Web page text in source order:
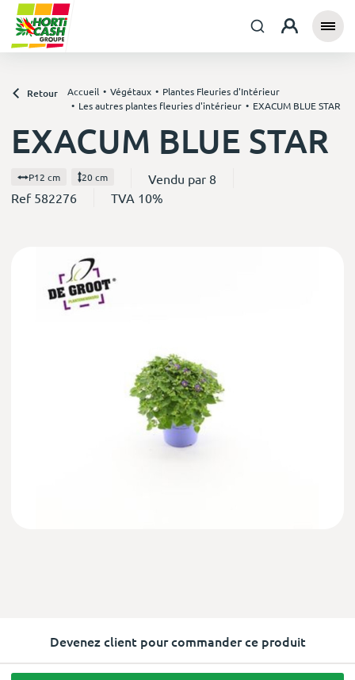
Retour Accueil Végétaux
Plantes Fleuries d'Intérieur
Les autres plantes fleuries d'intérieur
EXACUM BLUE STAR
EXACUM BLUE STAR
P12 cm 20 cm
Vendu par 8
Ref 582276
TVA 10%
Devenez client pour commander ce produit